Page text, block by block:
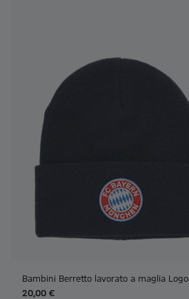
Bambini Berretto lavorato a maglia Logo
20,00 €